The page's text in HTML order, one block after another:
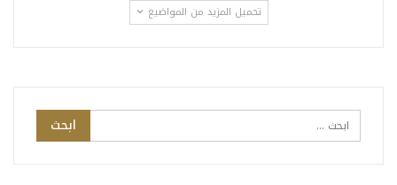
تحميل المزيد من المواضيع